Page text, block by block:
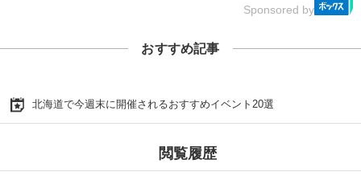
Sponsored by
おすすめ記事
北海道で今週末に開催されるおすすめイベント20選
閲覧履歴